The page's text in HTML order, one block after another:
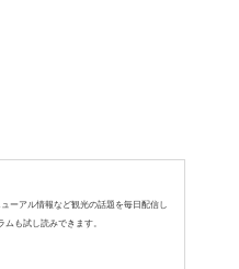
ーアル情報など観光の話題を毎日配信し
も試し読みできます。